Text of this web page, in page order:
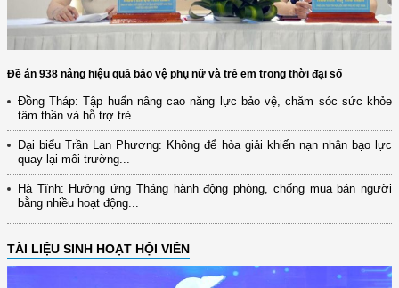
Đề án 938 nâng hiệu quả bảo vệ phụ nữ và trẻ em trong thời đại số
Đồng Tháp: Tập huấn nâng cao năng lực bảo vệ, chăm sóc sức khỏe
tâm thần và hỗ trợ trẻ...
Đại biểu Trần Lan Phương: Không để hòa giải khiến nạn nhân bạo lực
quay lại môi trường...
Hà Tĩnh: Hưởng ứng Tháng hành động phòng, chống mua bán người
bằng nhiều hoạt động...
TÀI LIỆU SINH HOẠT HỘI VIÊN